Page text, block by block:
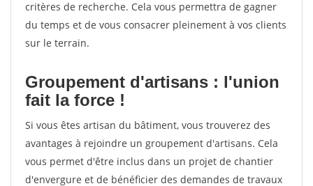
critères de recherche. Cela vous permettra de gagner
du temps et de vous consacrer pleinement à vos clients
sur le terrain.
Groupement d'artisans : l'union
fait la force !
Si vous êtes artisan du bâtiment, vous trouverez des
avantages à rejoindre un groupement d'artisans. Cela
vous permet d'être inclus dans un projet de chantier
d'envergure et de bénéficier des demandes de travaux